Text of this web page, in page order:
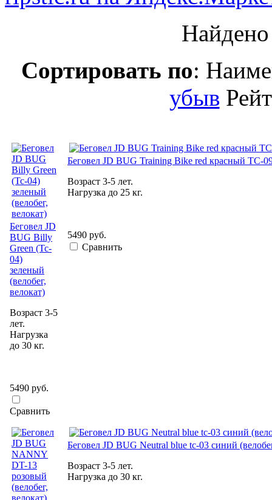
Сортировать по:
убыв
Беговел JD
BUG Billy
Green (Tc-
04)
зеленый
(велобег,
велокат)
Возраст 3-5
лет.
Нагрузка
до 30 кг.
5490 руб.
Сравнить
Беговел JD BUG Training Bike red красный TC-
Возраст 3-5 лет.
Нагрузка до 25 кг.
5490 руб.
Сравнить
Беговел JD BUG Neutral blue tc-03 синий
Возраст 3-5 лет.
Нагрузка до 30 кг.